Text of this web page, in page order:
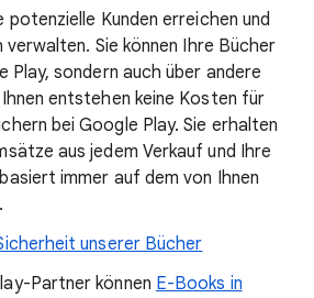
potenzielle Kunden erreichen und
Sie können Ihre Bücher
Play, sondern auch über andere
entstehen keine Kosten für
bei Google Play. Sie erhalten
aus jedem Verkauf und Ihre
immer auf dem von Ihnen
unserer Bücher
Partner können E-Books in